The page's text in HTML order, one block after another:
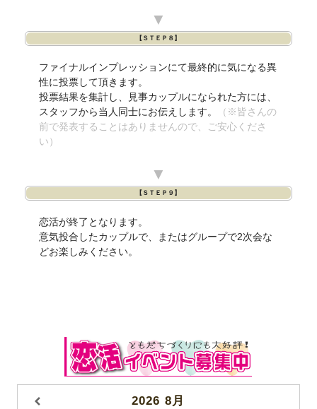
▼
【ＳＴＥＰ８】
ファイナルインプレッションにて最終的に気になる異
性に投票して頂きます。
投票結果を集計し、見事カップルになられた方には、
スタッフから当人同士にお伝えします。
（※皆さんの
前で発表することはありませんので、ご安心くださ
い）
▼
【ＳＴＥＰ９】
恋活が終了となります。
意気投合したカップルで、またはグループで2次会な
どお楽しみください。
2026 8月